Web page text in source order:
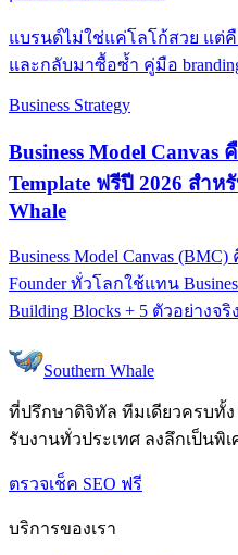
แบรนด์ไม่ใช่แค่โลโก้สวย แต่
และกลับมาซื้อซ้ำ คู่มือ
Business Strategy
Business Model Canvas
Template ฟรีปี 2026 สำห
Whale
Business Model Canvas
Founder ทั่วโลกใช้แทน
Building Blocks + 5 ตัวอย่างจริ
Southern Whale
ที่ปรึกษาดิจิทัล ทีมเดียวครบทั้ง
รับงานทั่วประเทศ ลงลึกเป็นพิ
ตรวจเช็ค SEO ฟรี
บริการของเรา